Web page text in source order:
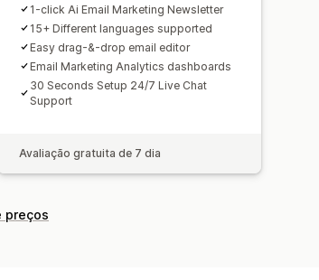
1-click Ai Email Marketing Newsletter
15+ Different languages supported
Easy drag-&-drop email editor
Email Marketing Analytics dashboards
30 Seconds Setup 24/7 Live Chat
Support
Avaliação gratuita de 7 dia
preços